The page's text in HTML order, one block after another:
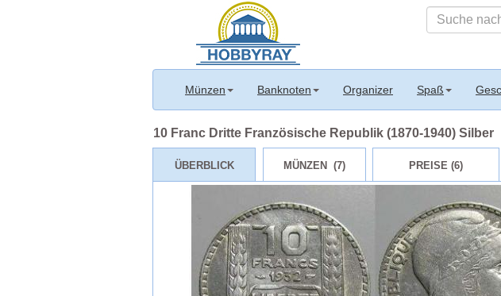
Münzen Banknoten Organizer Spaß
10 Franc Dritte Französische Republik (1870-1940) Silber
ÜBERBLICK MÜNZEN (7) PREISE (6)